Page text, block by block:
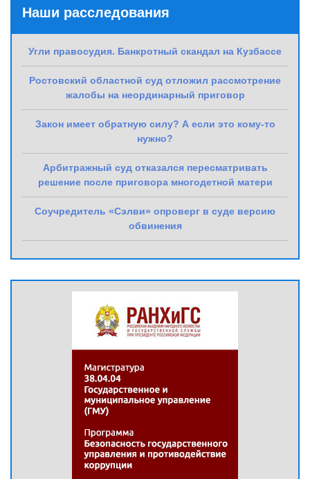
Наши расследования
Угли правосудия. Банкротный скандал на Кузбассе
Ростовский областной суд отложил рассмотрение
жалобы на неординарный приговор
Закон имеет обратную силу? А если это кому-то
нужно?
Арбитражный суд отказался пересматривать
решение после приговора многодетной матери
Соучредитель «Сэлви» опроверг в суде версию
обвинения